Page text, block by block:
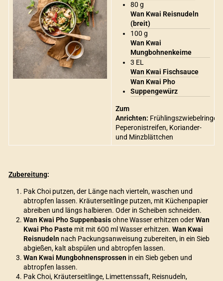
80 g
Wan Kwai Reisnudeln
(breit)
100 g
Wan Kwai
Mungbohnenkeime
3 EL
Wan Kwai Fischsauce
Wan Kwai Pho
Suppengewürz
Zum
Anrichten: Frühlingszwiebelringe,
Peperonistreifen, Koriander-
und Minzblättchen
Zubereitung:
Pak Choi putzen, der Länge nach vierteln, waschen und
abtropfen lassen. Kräuterseitlinge putzen, mit Küchenpapier
abreiben und längs halbieren. Oder in Scheiben schneiden.
Wan Kwai Pho Suppenbasisohne Wasser erhitzen oderWan
Kwai Pho Paste mit mit 600 ml Wasser erhitzen. Wan Kwai
Reisnudeln nach Packungsanweisung zubereiten, in ein Sieb
abgießen, kalt abspülen und abtropfen lassen.
Wan Kwai Mungbohnensprossen in ein Sieb geben und
abtropfen lassen.
Pak Choi, Kräuterseitlinge, Limettenssaft, Reisnudeln,